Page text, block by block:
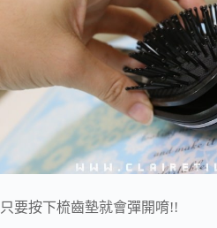
只要按下梳齒墊就會彈開唷!!